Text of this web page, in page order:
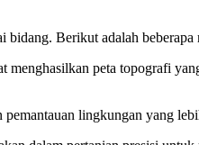
Berikut adalah
menghasilkan peta topografi
lingkungan yang